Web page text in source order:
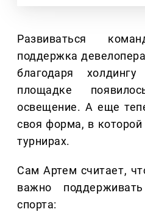
Развиваться
поддержка
благодаря
площадке
освещение. А еще
своя форма, в
турнирах.
Сам Артем считает,
важно
спорта: